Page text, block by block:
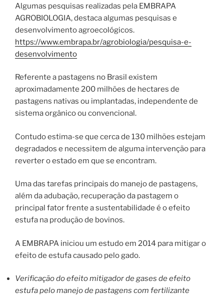
Algumas pesquisas realizadas pela EMBRAPA
AGROBIOLOGIA, destaca algumas pesquisas e
desenvolvimento agroecológicos.
https://www.embrapa.br/agrobiologia/pesquisa-e-
desenvolvimento
Referente a pastagens no Brasil existem
aproximadamente 200 milhões de hectares de
pastagens nativas ou implantadas, independente de
sistema orgânico ou convencional.
Contudo estima-se que cerca de 130 milhões estejam
degradados e necessitem de alguma intervenção para
reverter o estado em que se encontram.
Uma das tarefas principais do manejo de pastagens,
além da adubação, recuperação da pastagem o
principal fator frente a sustentabilidade é o efeito
estufa na produção de bovinos.
A EMBRAPA iniciou um estudo em 2014 para mitigar o
efeito de estufa causado pelo gado.
Verificação do efeito mitigador de gases de efeito
estufa pelo manejo de pastagens com fertilizante